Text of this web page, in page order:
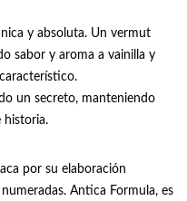
y absoluta. Un vermut
sabor y aroma a vainilla y
un secreto, manteniendo
historia.
por su elaboración
Antica Formula, es